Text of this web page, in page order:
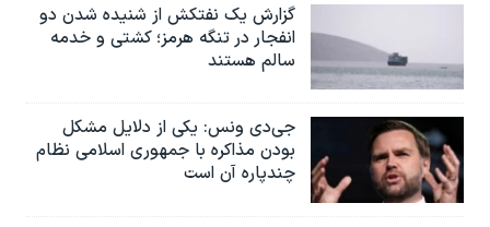
گزارش یک نفتکش از شنیده شدن دو
انفجار در تنگه هرمز؛ کشتی و خدمه
سالم هستند
جی‌دی ونس: یکی از دلایل مشکل
بودن مذاکره با جمهوری اسلامی نظام
چندپاره آن است